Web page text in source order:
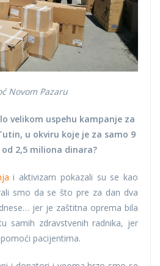
Novom Pazaru
velikom uspehu kampanje za
u okviru koje je za samo 9
2,5 miliona dinara?
i aktivizam pokazali su se kao
smo da se što pre za dan dva
jer je zaštitna oprema bila
samih zdravstvenih radnika, jer
pacijentima.